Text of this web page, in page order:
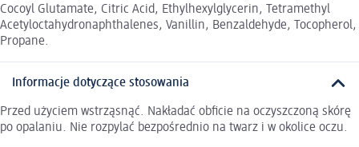
Cocoyl Glutamate, Citric Acid, Ethylhexylglycerin, Tetramethyl
Acetyloctahydronaphthalenes, Vanillin, Benzaldehyde, Tocopherol,
Propane.
Informacje dotyczące stosowania
Przed użyciem wstrząsnąć. Nakładać obficie na oczyszczoną skórę
po opalaniu. Nie rozpylać bezpośrednio na twarz i w okolice oczu.